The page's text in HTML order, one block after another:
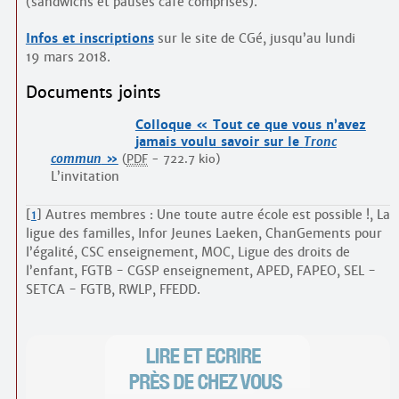
Infos et inscriptionssur le site de CGé, jusqu’au lundi
19 mars 2018.
Documents joints
Colloque « Tout ce que vous n’avez
jamais voulu savoir sur le Tronc
commun » ( PDF- 722.7 kio)
L’invitation
[1] Autres membres : Une toute autre école est possible !, La
ligue des familles, Infor Jeunes Laeken, ChanGements pour
l’égalité, CSC enseignement, MOC, Ligue des droits de
l’enfant, FGTB - CGSP enseignement, APED, FAPEO, SEL -
SETCA - FGTB, RWLP, FFEDD.